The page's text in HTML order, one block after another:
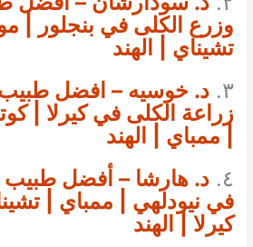
وزرع الكلى في بنجلور |
تشيناي | الهند
٣. د. خوسيه – افضل
زراعة الكلى في كيرلا |
| ممباي | الهند
٤. د. هارشا – أفضل طبيب
في نيودلهي | ممباي |
كيرلا | الهند